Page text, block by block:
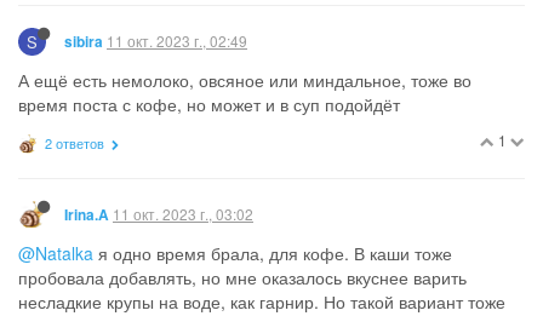
S sibira 11 окт. 2023 г., 02:49
А ещё есть немолоко, овсяное или миндальное, тоже во
время поста с кофе, но может и в суп подойдёт
1
2 ответов
Irina.A 11 окт. 2023 г., 03:02
@Natalka я одно время брала, для кофе. В каши тоже
пробовала добавлять, но мне оказалось вкуснее варить
несладкие крупы на воде, как гарнир. Но такой вариант тоже